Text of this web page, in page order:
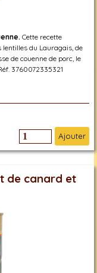
Cette recette
lentilles du Lauragais, de
de couenne de porc, le
3760072335321
Ajouter
de canard et